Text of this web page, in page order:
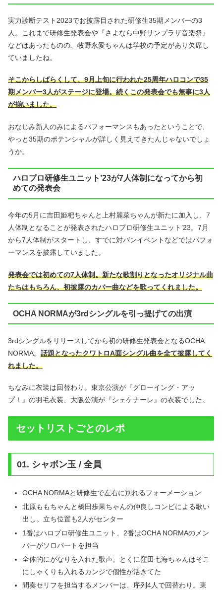
実力診断テスト2023でお披露目された研修生35期メンバーの3
人。これまで研修生発表会や『さよなら中野サンプラザ音楽祭』
などはあったものの、牧野永愛ちゃんは学校の予定があり欠席し
ていましたね。
そこからしばらくして、9月上旬に行われた25周年ハロコンで35
期メンバー3人がステージに登場。続くこの発表会でも無事に3人
が揃いました。
おなじみ新人のみによるパフォーマンスもあったということで、
やっと35期のポテンシャルが詳しく見えてきたんじゃないでしょ
うか。
ハロプロ研修生ユニット’23が7人体制になってから初
めての発表会
今年の5月に吉田姫杷ちゃんと上村麗菜ちゃんが新たに加入し、7
人体制となることが発表されたハロプロ研修生ユニット’23。7月
から7人体制がスタートし、すでに対バンイベントなどではパフォ
ーマンスを披露していました。
発表会では初めての7人体制。新たな歌割りとなったオリジナル曲
たちはもちろん、初披露のカバー曲などを歌ってくれました。
OCHA NORMAが3rdシングルを引っ提げての出演
3rdシングルをリリースしてから初の研修生発表会となるOCHA
NORMA。 話題となったクワトロA面シングル曲を全て披露してく
れました。
ちなみに衣装は回替わり。東京公演が『グローイング・アッ
プ！』の羽毛衣装、大阪公演が『シェケナーレ』の衣装でした。
セットリストごとのレポ
01. シャボン玉 / 全員
OCHA NORMAと研修生で左右に別れるフォーメーション
北原ももちゃんと橋田歩果ちゃんの仲良しコンビによる歌い
出し。立ち位置も2人がセンター
1番はハロプロ研修生ユニット、2番はOCHA NORMAのメン
バーがソロパートを担当
全体的にがなりを入れた歌声。とくに窪田七海ちゃんはそこ
にしゃくりも入れるカンジで個性が活きてた
間奏セリフを担当するメンバーは、序列4人で回替わり。東